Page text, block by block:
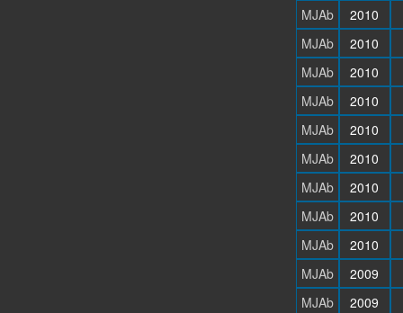
MJAb
2010
MJAb
2010
MJAb
2010
MJAb
2010
MJAb
2010
MJAb
2010
MJAb
2010
MJAb
2010
MJAb
2010
MJAb
2009
MJAb
2009